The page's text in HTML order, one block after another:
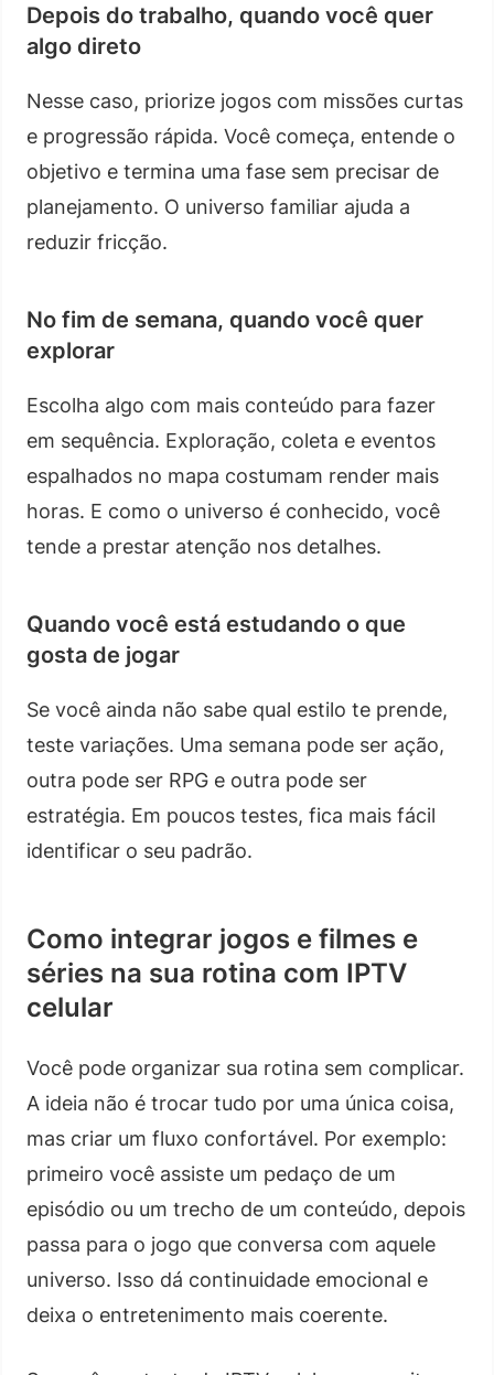
Depois do trabalho, quando você quer
algo direto
Nesse caso, priorize jogos com missões curtas
e progressão rápida. Você começa, entende o
objetivo e termina uma fase sem precisar de
planejamento. O universo familiar ajuda a
reduzir fricção.
No fim de semana, quando você quer
explorar
Escolha algo com mais conteúdo para fazer
em sequência. Exploração, coleta e eventos
espalhados no mapa costumam render mais
horas. E como o universo é conhecido, você
tende a prestar atenção nos detalhes.
Quando você está estudando o que
gosta de jogar
Se você ainda não sabe qual estilo te prende,
teste variações. Uma semana pode ser ação,
outra pode ser RPG e outra pode ser
estratégia. Em poucos testes, fica mais fácil
identificar o seu padrão.
Como integrar jogos e filmes e
séries na sua rotina com IPTV
celular
Você pode organizar sua rotina sem complicar.
A ideia não é trocar tudo por uma única coisa,
mas criar um fluxo confortável. Por exemplo:
primeiro você assiste um pedaço de um
episódio ou um trecho de um conteúdo, depois
passa para o jogo que conversa com aquele
universo. Isso dá continuidade emocional e
deixa o entretenimento mais coerente.